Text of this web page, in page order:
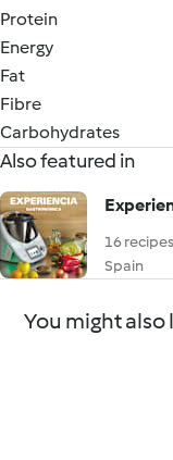
Protein
Energy
Fat
Fibre
Carbohydrates
Also featured in
16 recipes
Spain
You might also